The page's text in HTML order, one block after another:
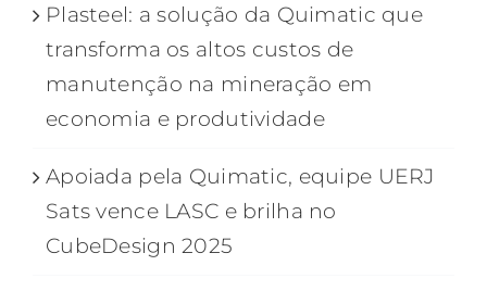
Plasteel: a solução da Quimatic que
transforma os altos custos de
manutenção na mineração em
economia e produtividade
Apoiada pela Quimatic, equipe UERJ
Sats vence LASC e brilha no
CubeDesign 2025